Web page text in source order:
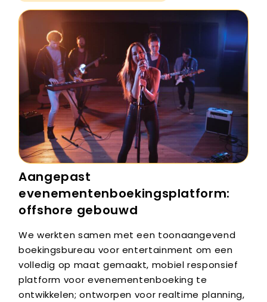
Aangepast
evenementenboekingsplatform:
offshore gebouwd
We werkten samen met een toonaangevend
boekingsbureau voor entertainment om een ​​
volledig op maat gemaakt, mobiel responsief
platform voor evenementenboeking te
ontwikkelen; ontworpen voor realtime planning,